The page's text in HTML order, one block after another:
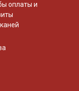
оплаты и